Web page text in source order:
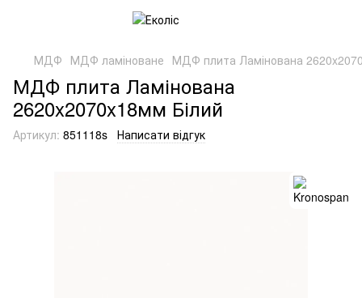
МДФ МДФ ламіноване МДФ плита Ламінована
МДФ плита Ламінована
2620x2070x18мм Білий
Артикул: 851118s Написати відгук